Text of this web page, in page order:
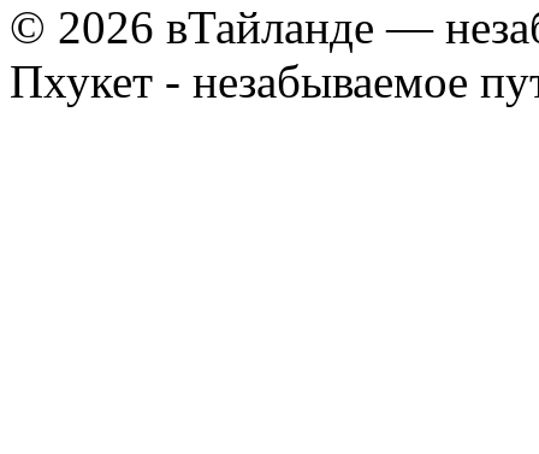
© 2026 вТайланде —
Пхукет - незабываемое